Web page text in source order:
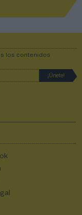
los contenidos